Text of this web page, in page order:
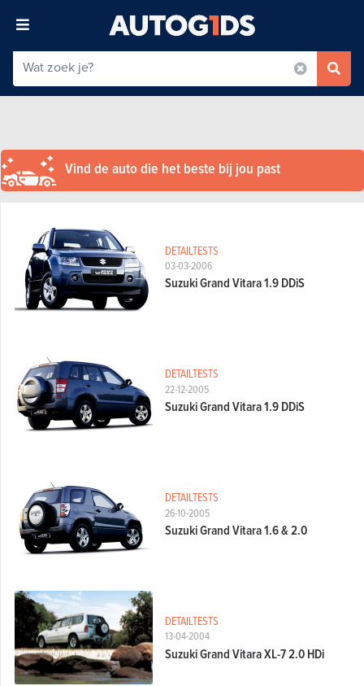
Vind de auto die het beste bij jou past
03-03-2006
DETAILTESTS
Suzuki Grand Vitara 1.9 DDiS
22-12-2005
DETAILTESTS
Suzuki Grand Vitara 1.9 DDiS
26-10-2005
DETAILTESTS
Suzuki Grand Vitara 1.6 & 2.0
13-04-2004
DETAILTESTS
Suzuki Grand Vitara XL-7 2.0 HDi